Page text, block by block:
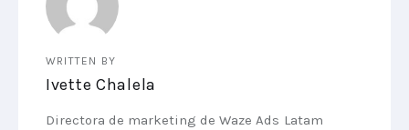
WRITTEN BY
Ivette Chalela
Directora de marketing de Waze Ads Latam